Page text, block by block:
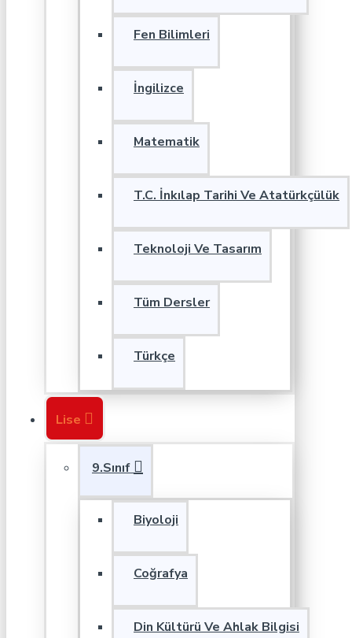
Fen Bilimleri
İngilizce
Matematik
T.C. İnkılap Tarihi Ve Atatürkçülük
Teknoloji Ve Tasarım
Tüm Dersler
Türkçe
Lise
9.Sınıf
Biyoloji
Coğrafya
Din Kültürü Ve Ahlak Bilgisi